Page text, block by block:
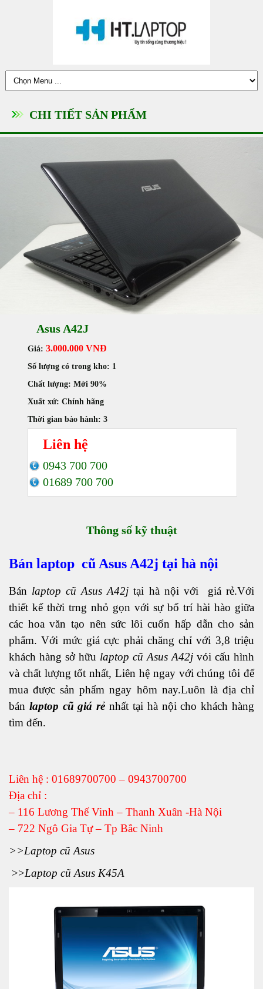
CHI TIẾT SẢN PHẨM
Asus A42J
Giá:3.000.000 VNĐ
Số lượng có trong kho: 1
Chất lượng:Mới 90%
Xuất xứ:Chính hãng
Thời gian bảo hành:3
Liên hệ
0943 700 700
01689 700 700
Thông số kỹ thuật
Bán laptop cũ Asus A42j tại hà nội
Bán laptop cũ Asus A42j tại hà nội với giá rẻ.Với
thiết kế thời trng nhỏ gọn với sự bố trí hài hào giữa
các hoa văn tạo nên sức lôi cuốn hấp dẫn cho sản
phẩm. Với mức giá cực phải chăng chỉ với 3,8 triệu
khách hàng sở hữu laptop cũ Asus A42j vói cấu hình
và chất lượng tốt nhất, Liên hệ ngay với chúng tôi để
mua được sản phẩm ngay hôm nay.Luôn là địa chỉ
bán laptop cũ giá rẻ nhất tại hà nội cho khách hàng
tìm đến.
Liên hệ : 01689700700 – 0943700700
Địa chỉ :
– 116 Lương Thế Vinh – Thanh Xuân -Hà Nội
– 722 Ngô Gia Tự – Tp Bắc Ninh
>>Laptop cũ Asus
>>Laptop cũ Asus K45A